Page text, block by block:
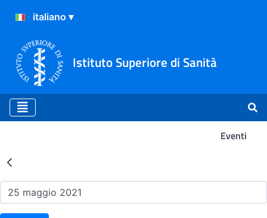
Istituto Superiore di Sanità
Eventi
Risultati della Ricerca -